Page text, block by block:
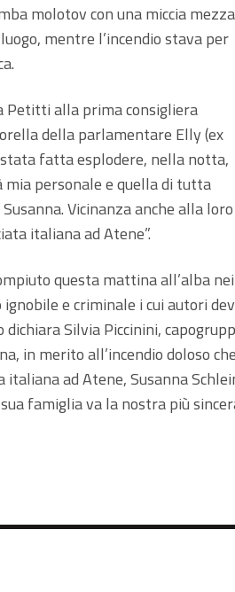
molotov con una miccia mezza
mentre l’incendio stava per
Petitti alla prima consigliera
della parlamentare Elly (ex
fatta esplodere, nella notta,
mia personale e quella di tutta
Vicinanza anche alla loro
italiana ad Atene”.
questa mattina all’alba nei
e criminale i cui autori
Silvia Piccinini,
in merito all’incendio doloso
ad Atene, Susanna
famiglia va la nostra più